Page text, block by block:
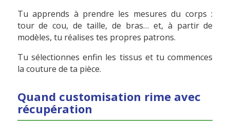
Tu apprends à prendre les mesures du corps :
tour de cou, de taille, de bras… et, à partir de
modèles, tu réalises tes propres patrons.
Tu sélectionnes enfin les tissus et tu commences
la couture de ta pièce.
Quand customisation rime avec
récupération